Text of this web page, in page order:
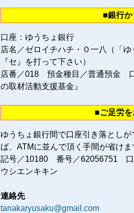
■銀行
口座：ゆうちょ銀行
店名／ゼロイチハチ・０一八（「
『セ』を打って下さい）
店番／018 預金種目／普通預金
の取材活動支援基金』
■ご足労
ゆうちょ銀行間で口座引き落とし
ば、ATMに並んで頂く手間が省け
記号／10180 番号／62056751 口
ウシエンキキン
連絡先
tanakaryusaku@gmail.com